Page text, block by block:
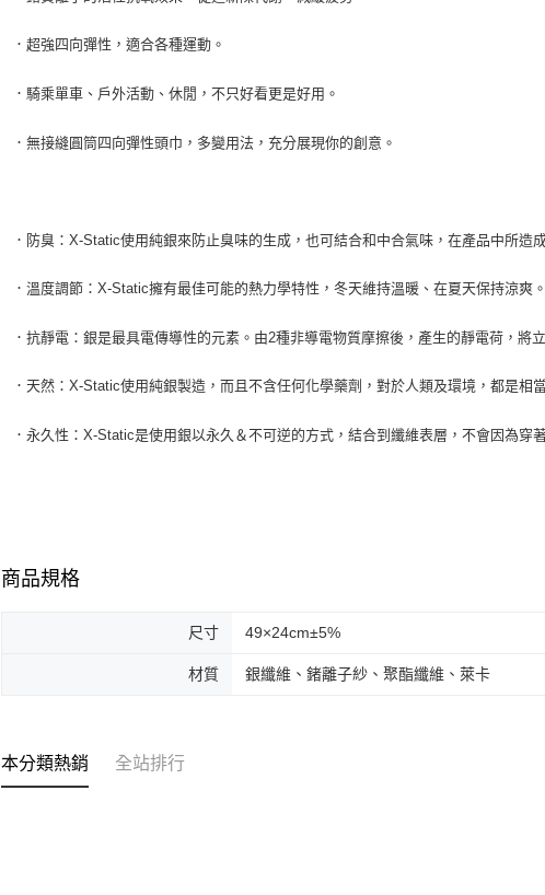
．超強四向彈性，適合各種運動。
． 騎乘單車、戶外活動、休閒，不只好看更是好用。
．無接縫圓筒四向彈性頭巾，多變用法，充分展現你的創意。
． 防臭：X-Static使用純銀來防止臭味的生成，也可結合和中合氣味，在產品中所造
．溫度調節：X-Static擁有最佳可能的熱力學特性，冬天維持溫暖、在夏天保持涼爽。
．抗靜電：銀是最具電傳導性的元素。由2種非導電物質摩擦後，產生的靜電荷，將
．天然：X-Static使用純銀製造，而且不含任何化學藥劑，對於人類及環境，都是相
．永久性：X-Static是使用銀以永久＆不可逆的方式，結合到纖維表層，不會因為穿
商品規格
尺寸 49×24cm±5%
材質 銀纖維、鍺離子紗、聚酯纖維、萊卡
本分類熱銷 全站排行